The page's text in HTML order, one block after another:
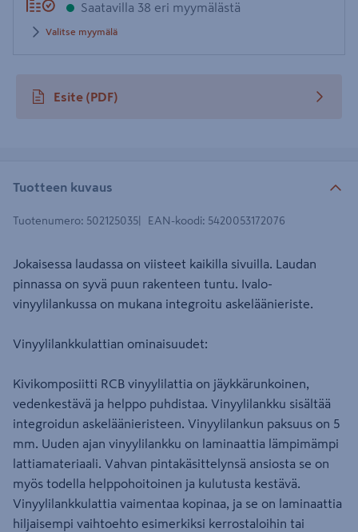
Saatavilla 38 eri myymälästä
Valitse myymälä
Esite (PDF)
avautuu uuteen välilehteen
Tuotteen kuvaus
Tuotenumero: 502125035 EAN-koodi: 5420053172076
Jokaisessa laudassa on viisteet kaikilla sivuilla. Laudan
pinnassa on syvä puun rakenteen tuntu. Ivalo-
vinyylilankussa on mukana integroitu askeläänieriste.
Vinyylilankkulattian ominaisuudet:
Kivikomposiitti RCB vinyylilattia on jäykkärunkoinen,
vedenkestävä ja helppo puhdistaa. Vinyylilankku sisältää
integroidun askeläänieristeen. Vinyylilankun paksuus on 5
mm. Uuden ajan vinyylilankku on laminaattia lämpimämpi
lattiamateriaali. Vahvan pintakäsittelynsä ansiosta se on
myös todella helppohoitoinen ja kulutusta kestävä.
Vinyylilankkulattia vaimentaa kopinaa, ja se on laminaattia
hiljaisempi vaihtoehto esimerkiksi kerrostaloihin tai